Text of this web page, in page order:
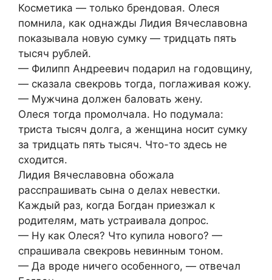
Косметика — только брендовая. Олеся
помнила, как однажды Лидия Вячеславовна
показывала новую сумку — тридцать пять
тысяч рублей.
— Филипп Андреевич подарил на годовщину,
— сказала свекровь тогда, поглаживая кожу.
— Мужчина должен баловать жену.
Олеся тогда промолчала. Но подумала:
триста тысяч долга, а женщина носит сумку
за тридцать пять тысяч. Что-то здесь не
сходится.
Лидия Вячеславовна обожала
расспрашивать сына о делах невестки.
Каждый раз, когда Богдан приезжал к
родителям, мать устраивала допрос.
— Ну как Олеся? Что купила нового? —
спрашивала свекровь невинным тоном.
— Да вроде ничего особенного, — отвечал